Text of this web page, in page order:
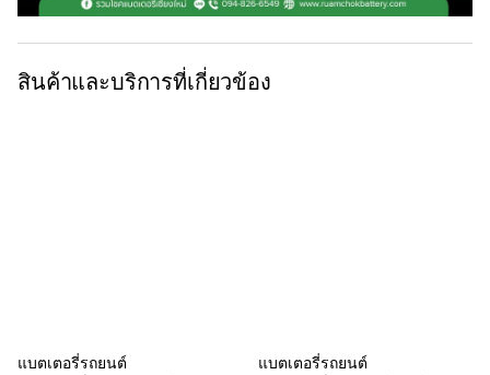
สินค้าและบริการที่เกี่ยวข้อง
แบตเตอรี่รถยนต์ แบตเตอรี่รถยนต์